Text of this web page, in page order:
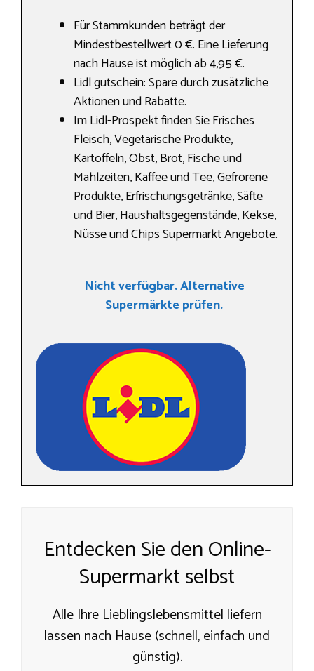
Für Stammkunden beträgt der
Mindestbestellwert 0 €. Eine Lieferung
nach Hause ist möglich ab 4,95 €.
Lidl gutschein: Spare durch zusätzliche
Aktionen und Rabatte.
Im Lidl-Prospekt finden Sie Frisches
Fleisch, Vegetarische Produkte,
Kartoffeln, Obst, Brot, Fische und
Mahlzeiten, Kaffee und Tee, Gefrorene
Produkte, Erfrischungsgetränke, Säfte
und Bier, Haushaltsgegenstände, Kekse,
Nüsse und Chips Supermarkt Angebote.
Nicht verfügbar. Alternative
Supermärkte prüfen.
Entdecken Sie den Online-
Supermarkt selbst
Alle Ihre Lieblingslebensmittel liefern
lassen nach Hause (schnell, einfach und
günstig).